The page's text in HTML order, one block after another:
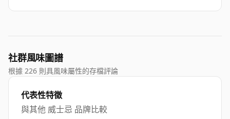
社群風味圖譜
根據 226 則具風味屬性的存檔評論
代表性特徵
與其他 威士忌 品牌比較